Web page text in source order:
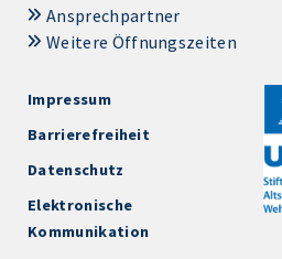
Ansprechpartner
Weitere Öffnungszeiten
Impressum
Barrierefreiheit
Datenschutz
Elektronische
Kommunikation